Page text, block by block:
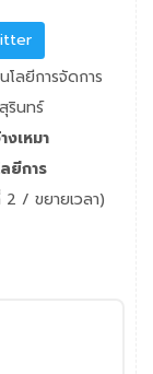
โลยีการจัดการ
รินทร์
เหมา
ยีการ
/ ขยายเวลา)